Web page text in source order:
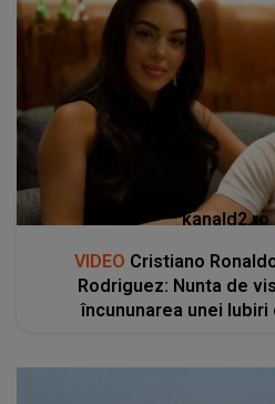
kanald2.ro
VIDEO Cristiano
Rodriguez: Nunta de
încununarea unei